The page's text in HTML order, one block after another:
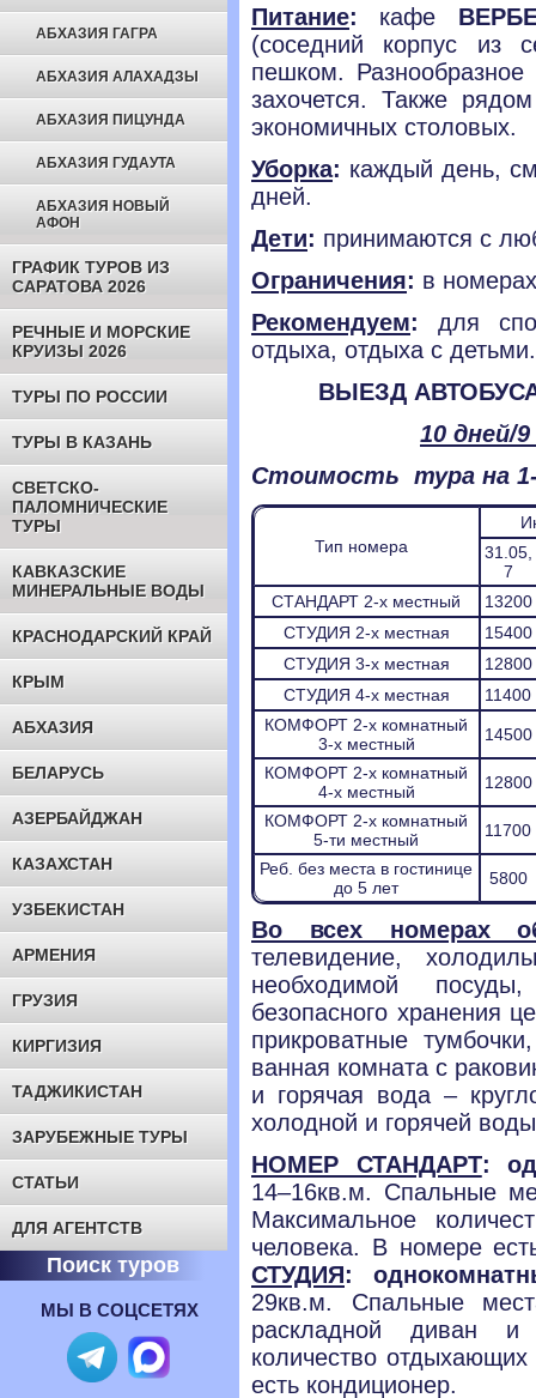
АБХАЗИЯ ГАГРА
АБХАЗИЯ АЛАХАДЗЫ
АБХАЗИЯ ПИЦУНДА
АБХАЗИЯ ГУДАУТА
АБХАЗИЯ НОВЫЙ
АФОН
ГРАФИК ТУРОВ ИЗ
САРАТОВА 2026
РЕЧНЫЕ И МОРСКИЕ
КРУИЗЫ 2026
ТУРЫ ПО РОССИИ
ТУРЫ В КАЗАНЬ
СВЕТСКО-
ПАЛОМНИЧЕСКИЕ
ТУРЫ
КАВКАЗСКИЕ
МИНЕРАЛЬНЫЕ ВОДЫ
КРАСНОДАРСКИЙ КРАЙ
КРЫМ
АБХАЗИЯ
БЕЛАРУСЬ
АЗЕРБАЙДЖАН
КАЗАХСТАН
УЗБЕКИСТАН
АРМЕНИЯ
ГРУЗИЯ
КИРГИЗИЯ
ТАДЖИКИСТАН
ЗАРУБЕЖНЫЕ ТУРЫ
СТАТЬИ
ДЛЯ АГЕНТСТВ
Поиск туров
МЫ В СОЦСЕТЯХ
Питание: кафе
(соседний корпус из
пешком.
захочется. Также
экономичных столовых.
Уборка: каждый день,
дней.
Дети: принимаются с
Ограничения: в
Рекомендуем: для
отдыха, отдыха с детьми.
ВЫЕЗД
10 дней/
Стоимость тура на 1-
Тип номера
31.05,
7
СТАНДАРТ 2-х местный
13200
СТУДИЯ 2-х местная
15400
СТУДИЯ 3-х местная
12800
СТУДИЯ 4-х местная
11400
КОМФОРТ 2-х комнатный
3-х местный
14500
КОМФОРТ 2-х комнатный
4-х местный
12800
КОМФОРТ 2-х комнатный
5-ти местный
11700
Реб. без места в гостинице
до 5 лет
5800
Во всех номерах
телевидение,
необходимой
безопасного хранения
прикроватные
ванная комната с
и горячая вода –
холодной и горячей
НОМЕР СТАНДАРТ:
14–16кв.м. Спальные
Максимальное
человека. В номере
СТУДИЯ:
29кв.м. Спальные
раскладной диван и
количество
есть кондиционер.